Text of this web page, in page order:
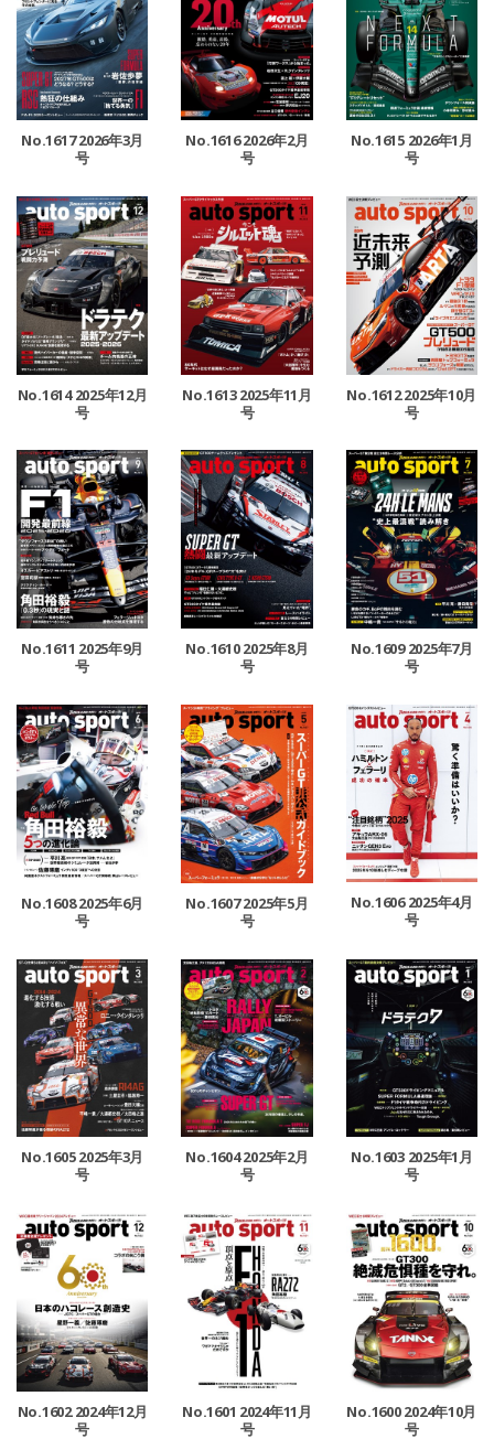
No.1617 2026年3月
号
No.1616 2026年2月
号
No.1615 2026年1月
号
No.1614 2025年12月
号
No.1613 2025年11月
号
No.1612 2025年10月
号
No.1611 2025年9月
号
No.1610 2025年8月
号
No.1609 2025年7月
号
No.1608 2025年6月
号
No.1607 2025年5月
号
No.1606 2025年4月
号
No.1605 2025年3月
号
No.1604 2025年2月
号
No.1603 2025年1月
号
No.1602 2024年12月
号
No.1601 2024年11月
号
No.1600 2024年10月
号